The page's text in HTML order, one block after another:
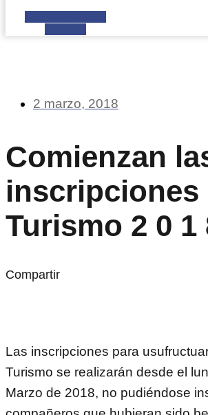
2 marzo, 2018
Comienzan
inscripciones
Turismo 2 0 1
Compartir
Las inscripciones para
Turismo se realizarán desde el
Marzo de 2018, no pudiéndose